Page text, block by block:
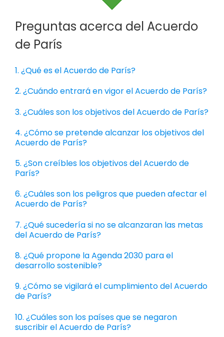
Preguntas acerca del Acuerdo
de París
1. ¿Qué es el Acuerdo de París?
2. ¿Cuándo entrará en vigor el Acuerdo de París?
3. ¿Cuáles son los objetivos del Acuerdo de París?
4. ¿Cómo se pretende alcanzar los objetivos del
Acuerdo de París?
5. ¿Son creíbles los objetivos del Acuerdo de
París?
6. ¿Cuáles son los peligros que pueden afectar el
Acuerdo de París?
7. ¿Qué sucedería si no se alcanzaran las metas
del Acuerdo de París?
8. ¿Qué propone la Agenda 2030 para el
desarrollo sostenible?
9. ¿Cómo se vigilará el cumplimiento del Acuerdo
de París?
10. ¿Cuáles son los países que se negaron
suscribir el Acuerdo de París?